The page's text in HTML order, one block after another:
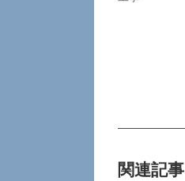
関連記事